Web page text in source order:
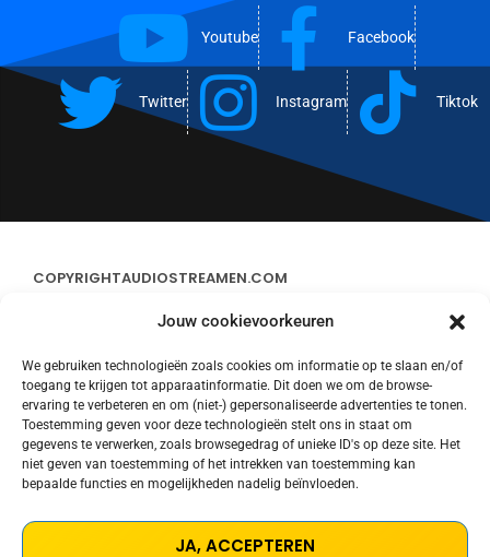
Jouw cookievoorkeuren
We gebruiken technologieën zoals cookies om informatie op te slaan en/of
toegang te krijgen tot apparaatinformatie. Dit doen we om de browse-
ervaring te verbeteren en om (niet-) gepersonaliseerde advertenties te tonen.
Toestemming geven voor deze technologieën stelt ons in staat om
gegevens te verwerken, zoals browsegedrag of unieke ID's op deze site. Het
niet geven van toestemming of het intrekken van toestemming kan
bepaalde functies en mogelijkheden nadelig beïnvloeden.
JA, ACCEPTEREN
Youtube Facebook
Twitter Instagram Tiktok
COPYRIGHTAUDIOSTREAMEN.COM
CONTACT
STREAMS